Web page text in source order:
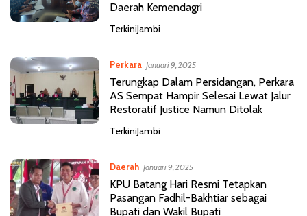
Daerah Kemendagri
TerkiniJambi
Perkara Januari 9, 2025
Terungkap Dalam Persidangan, Perkara
AS Sempat Hampir Selesai Lewat Jalur
Restoratif Justice Namun Ditolak
TerkiniJambi
Daerah Januari 9, 2025
KPU Batang Hari Resmi Tetapkan
Pasangan Fadhil-Bakhtiar sebagai
Bupati dan Wakil Bupati